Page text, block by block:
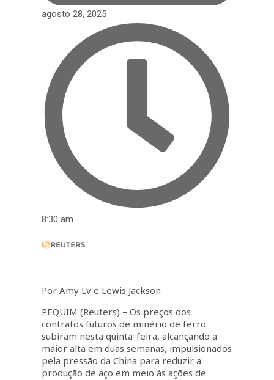
agosto 28, 2025
8:30 am
Por Amy Lv e Lewis Jackson
PEQUIM (Reuters) – Os preços dos
contratos futuros de minério de ferro
subiram nesta quinta-feira, alcançando a
maior alta em duas semanas, impulsionados
pela pressão da China para reduzir a
produção de aço em meio às ações de